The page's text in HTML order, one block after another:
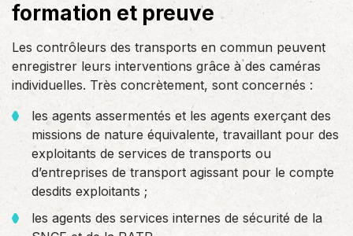
formation et preuve
Les contrôleurs des transports en commun peuvent
enregistrer leurs interventions grâce à des caméras
individuelles. Très concrètement, sont concernés :
les agents assermentés et les agents exerçant des
missions de nature équivalente, travaillant pour des
exploitants de services de transports ou
d’entreprises de transport agissant pour le compte
desdits exploitants ;
les agents des services internes de sécurité de la